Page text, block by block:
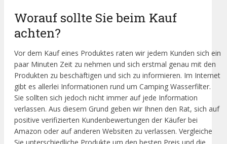
Worauf sollte Sie beim Kauf
achten?
Vor dem Kauf eines Produktes raten wir jedem Kunden sich ein
paar Minuten Zeit zu nehmen und sich erstmal genau mit den
Produkten zu beschäftigen und sich zu informieren. Im Internet
gibt es allerlei Informationen rund um Camping Wasserfilter.
Sie sollten sich jedoch nicht immer auf jede Information
verlassen. Aus diesem Grund geben wir Ihnen den Rat, sich auf
positive verifizierten Kundenbewertungen der Käufer bei
Amazon oder auf anderen Websiten zu verlassen. Vergleiche
Sie unterschiedliche Produkte um den besten Preis und die